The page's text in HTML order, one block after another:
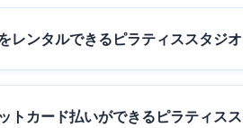
レンタルできるピラティススタジ
トカード払いができるピラティス